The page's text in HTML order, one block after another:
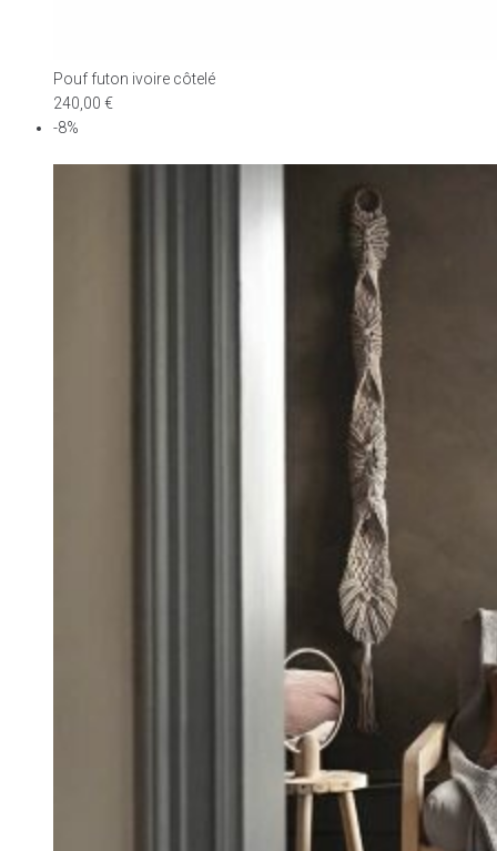
Pouf futon ivoire côtelé
240,00 €
-8%